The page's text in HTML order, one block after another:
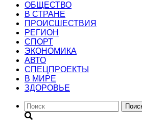
ОБЩЕСТВО
В СТРАНЕ
ПРОИСШЕСТВИЯ
РЕГИОН
CПОРТ
ЭКОНОМИКА
АВТО
СПЕЦПРОЕКТЫ
В МИРЕ
ЗДОРОВЬЕ